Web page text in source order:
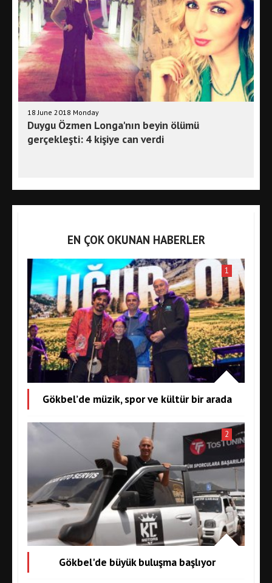
18 June 2018 Monday
Duygu Özmen Longa'nın beyin ölümü
gerçekleşti: 4 kişiye can verdi
EN ÇOK OKUNAN HABERLER
Gökbel’de müzik, spor ve kültür bir arada
1
Gökbel'de büyük buluşma başlıyor
2